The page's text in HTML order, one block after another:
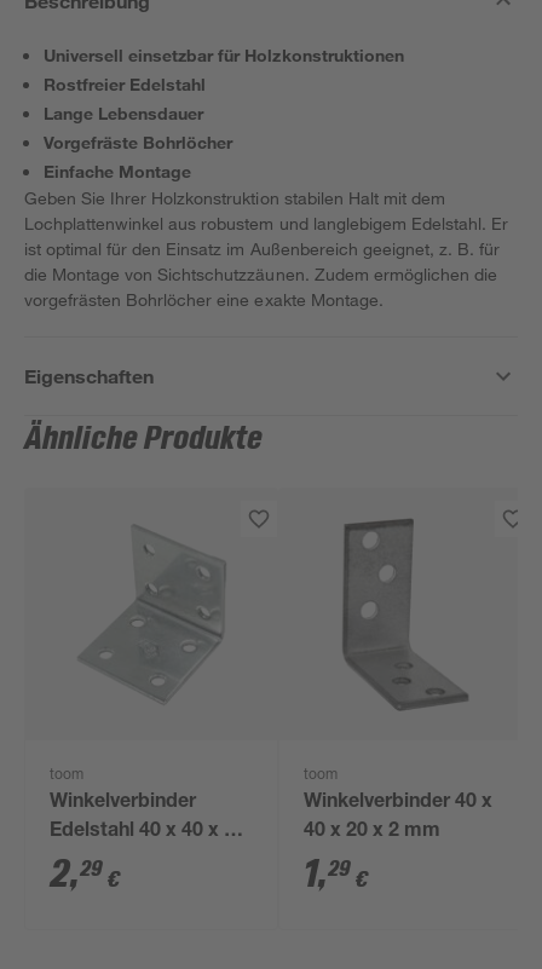
Universell einsetzbar für Holzkonstruktionen
Rostfreier Edelstahl
Lange Lebensdauer
Vorgefräste Bohrlöcher
Einfache Montage
Geben Sie Ihrer Holzkonstruktion stabilen Halt mit dem
Lochplattenwinkel aus robustem und langlebigem Edelstahl. Er
ist optimal für den Einsatz im Außenbereich geeignet, z. B. für
die Montage von Sichtschutzzäunen. Zudem ermöglichen die
vorgefrästen Bohrlöcher eine exakte Montage.
Eigenschaften
Ähnliche Produkte
toom
Winkelverbinder
Edelstahl 40 x 40 x 40
mm
2,29 €
toom
Winkelverbinder 40 x
40 x 20 x 2 mm
1,29 €